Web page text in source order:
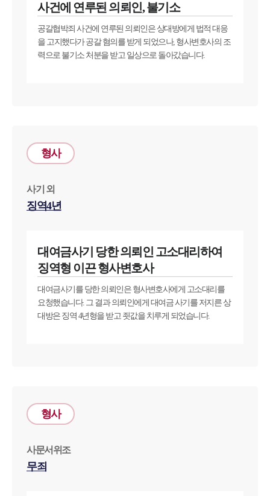
사건에 연루된 의뢰인, 불기소
공갈협박죄 사건에 연루된 의뢰인은 상대방에게 법적 대응
을 고지했다가 공갈 혐의를 받게 되었으나, 형사변호사의 조
력으로 불기소 처분을 받고 일상으로 돌아갔습니다.
형사
사기 외
징역4년
대여금사기 당한 의뢰인 고소대리하여
징역형 이끈 형사변호사
대여금사기를 당한 의뢰인은 형사변호사에게 고소대리를
요청했습니다. 그 결과 의뢰인에게 대여금 사기를 저지른 상
대방은 징역 4년형을 받고 죗값을 치루게 되었습니다.
형사
사문서위조
무죄